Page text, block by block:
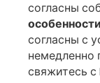
согласны
согласны с
немедленно
свяжитесь с